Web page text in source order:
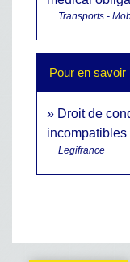
Transports -
Pour en savoir
Droit de
Legifrance